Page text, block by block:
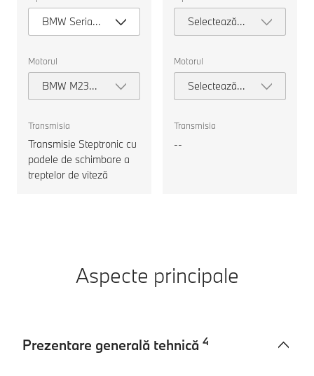
mașină
pentru
comparație.
BMW Seria 2
Gran Coupé
Motorul
BMW M235
xDrive Gran
Transmisia
Transmisie Steptronic cu
padele de schimbare a
treptelor de viteză
mașină
pentru
comparație.
Selectează
tipul
Motorul
Selectează
motorul
Transmisia
--
Aspecte principale
Prezentare generală tehnică 4